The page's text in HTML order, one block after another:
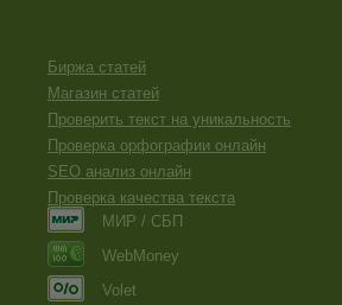
Биржа статей
Магазин статей
Проверить текст на уникальность
Проверка орфографии онлайн
SEO анализ онлайн
Проверка качества текста
МИР / СБП
WebMoney
Volet